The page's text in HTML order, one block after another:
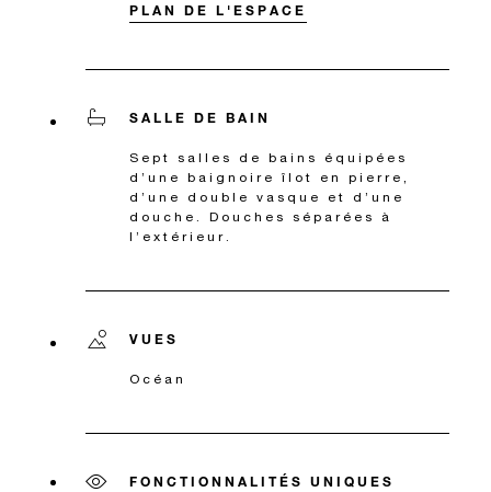
PLAN DE L'ESPACE
SALLE DE BAIN
Sept salles de bains équipées
d’une baignoire îlot en pierre,
d’une double vasque et d’une
douche. Douches séparées à
l’extérieur.
VUES
Océan
FONCTIONNALITÉS UNIQUES